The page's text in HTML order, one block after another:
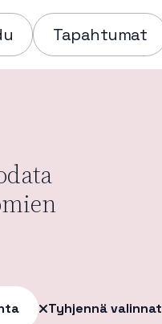
Tapahtumat
Tyhjennä valinnat